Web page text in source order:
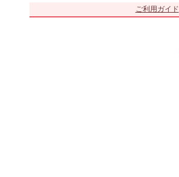
ご利用ガイド